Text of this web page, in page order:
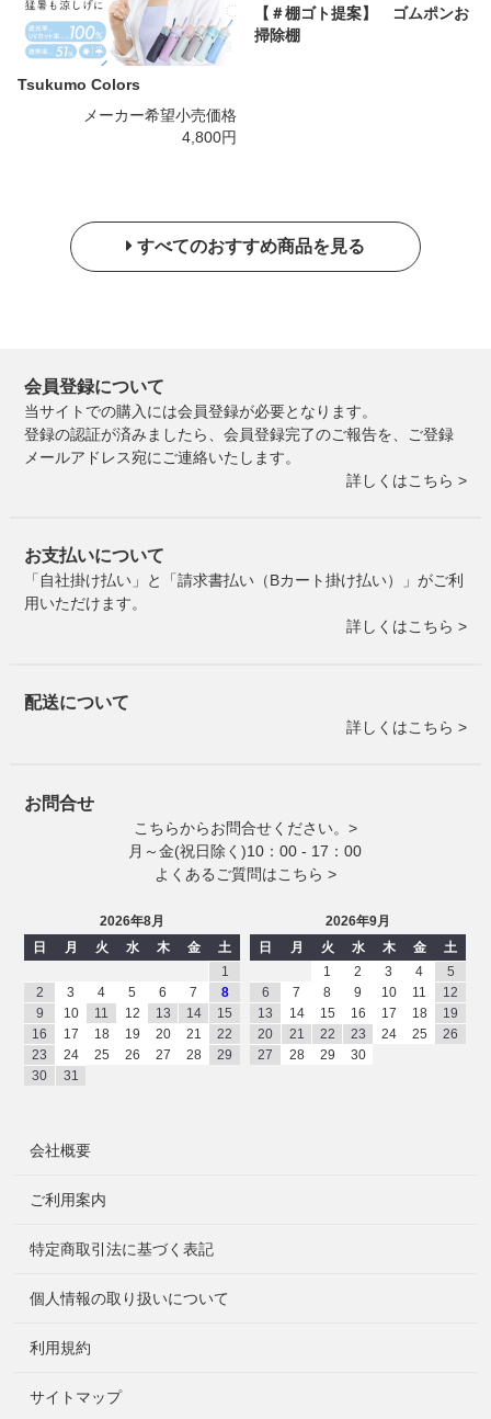
Tsukumo Colors
メーカー希望小売価格
4,800円
【＃棚ゴト提案】 ゴムポンお
掃除棚
すべてのおすすめ商品を見る
会員登録について
当サイトでの購入には会員登録が必要となります。
登録の認証が済みましたら、会員登録完了のご報告を、ご登録
メールアドレス宛にご連絡いたします。
詳しくはこちら >
お支払いについて
「自社掛け払い」と「請求書払い（Bカート掛け払い）」がご利
用いただけます。
詳しくはこちら >
配送について
詳しくはこちら >
お問合せ
こちらからお問合せください。>
月～金(祝日除く)10：00 - 17：00
よくあるご質問はこちら >
2026年8月
日
月 火 水 木 金
土
1
2
3 4 5 6 7
8
9
10 11 12 13 14
15
16
17 18 19 20 21
22
23
24 25 26 27 28
29
30
31
2026年9月
日
月 火 水 木 金
土
1
2 3 4
5
6
7 8 9 10 11
12
13
14 15 16 17 18
19
20
21 22 23 24 25
26
27
28 29 30
会社概要
ご利用案内
特定商取引法に基づく表記
個人情報の取り扱いについて
利用規約
サイトマップ